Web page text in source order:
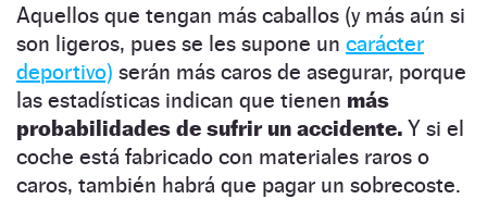
Aquellos que tengan más caballos (y más aún si
son ligeros, pues se les supone un carácter
deportivo) serán más caros de asegurar, porque
las estadísticas indican que tienen más
probabilidades de sufrir un accidente. Y si el
coche está fabricado con materiales raros o
caros, también habrá que pagar un sobrecoste.